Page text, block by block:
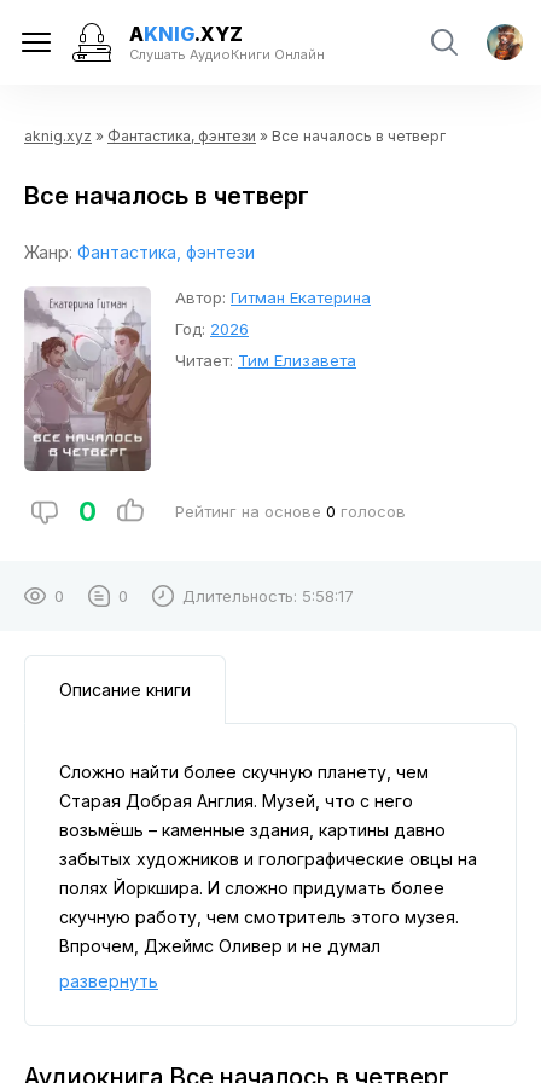
AKNIG.XYZ
Слушать АудиоКниги Онлайн
aknig.xyz » Фантастика, фэнтези » Все началось в четверг
Все началось в четверг
Жанр: Фантастика, фэнтези
Автор: Гитман Екатерина
Год: 2026
Читает: Тим Елизавета
0 Рейтинг на основе 0 голосов
0 0 Длительность: 5:58:17
Описание книги
Сложно найти более скучную планету, чем
Старая Добрая Англия. Музей, что с него
возьмёшь – каменные здания, картины давно
забытых художников и голографические овцы на
полях Йоркшира. И сложно придумать более
скучную работу, чем смотритель этого музея.
Впрочем, Джеймс Оливер и не думал
жаловаться – его всё устраивало. Пока на
авантюриста, альтруиста и недоумка по
развернуть
Аудиокнига Все началось в четверг